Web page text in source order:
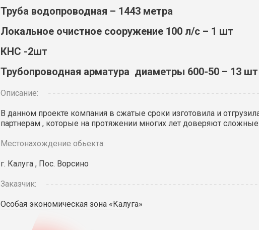
Труба водопроводная – 1443 метра
Локальное очистное сооружение 100 л/с – 1 шт
КНС -2шт
Трубопроводная арматура диаметры 600-50 – 13 шт
Описание:
В данном проекте компания в сжатые сроки изготовила и
партнерам , которые на протяжении многих лет доверяют
Местонахождение обьекта:
г. Калуга , Пос. Ворсино
Заказчик:
Особая экономическая зона «Калуга»